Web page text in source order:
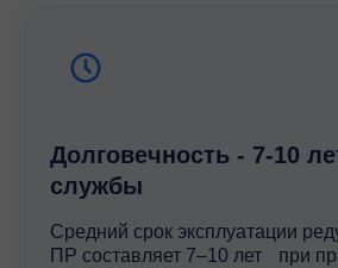
Долговечность - 7-10
службы
Средний срок эксплуатации
ПР составляет 7–10 лет при